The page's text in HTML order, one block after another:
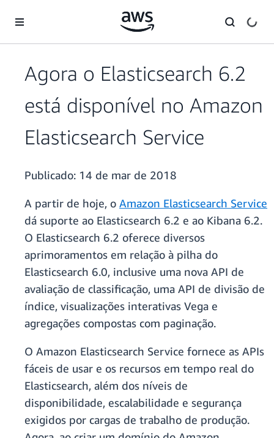
Pular para o conteúdo principal
Agora o Elasticsearch 6.2
está disponível no Amazon
Elasticsearch Service
Publicado: 14 de mar de 2018
A partir de hoje, o Amazon Elasticsearch Service
dá suporte ao Elasticsearch 6.2 e ao Kibana 6.2.
O Elasticsearch 6.2 oferece diversos
aprimoramentos em relação à pilha do
Elasticsearch 6.0, inclusive uma nova API de
avaliação de classificação, uma API de divisão de
índice, visualizações interativas Vega e
agregações compostas com paginação.
O Amazon Elasticsearch Service fornece as APIs
fáceis de usar e os recursos em tempo real do
Elasticsearch, além dos níveis de
disponibilidade, escalabilidade e segurança
exigidos por cargas de trabalho de produção.